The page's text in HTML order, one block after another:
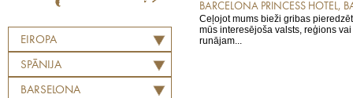
EIROPA
SPĀNIJA
BARSELONA
BARCELONA PRINCESS HOTEL,
Ceļojot mums bieži gribas
mūs interesējoša valsts, reģions
runājam...